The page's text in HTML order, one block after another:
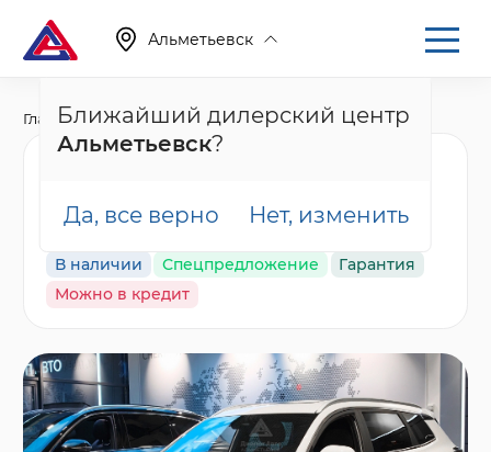
Альметьевск
Ближайший дилерский центр
Альметьевск?
Да, все верно Нет, изменить
Главная Каталог Новые автомобили T8
белый
В наличии Спецпредложение
Гарантия
Можно в кредит